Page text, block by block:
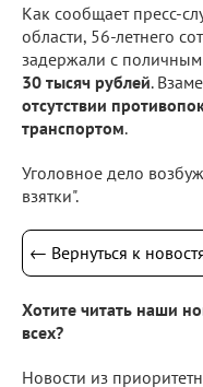
Как сообщает пресс-
области, 56-летнего
задержали с поличным
30 тысяч рублей.
отсутствии
транспортом.
Уголовное дело
взятки".
← Вернуться к
Хотите читать наши
всех?
Новости из